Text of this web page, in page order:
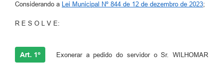
Considerando a Lei Municipal Nº 844 de 12 de dezembro de 2023;
R E S O L V E:
Art. 1º Exonerar a pedido do servidor o Sr. WILHOMAR